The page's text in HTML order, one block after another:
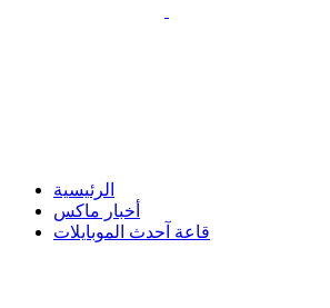
الرئيسية
أخبار ماكس
قاعة آحدث الموبايلات